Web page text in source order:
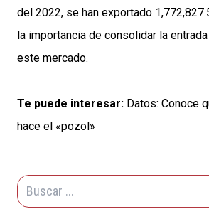
del 2022, se han exportado
la importancia de consolidar la
este mercado.
Te puede interesar: Datos: Conoce
hace el «pozol»